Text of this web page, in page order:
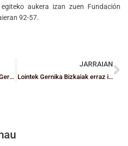
aukera izan zuen Fundación
92-57.
EuroCup Women txapelketa Gernikan
JARRAIAN
Lointek Gernika Bizkaiak erraz irabazi du Namur taldeari eta Eurocupeko Multzoen fasea hurbil dauka